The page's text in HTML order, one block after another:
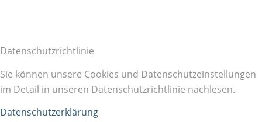
Datenschutzrichtlinie
Sie können unsere Cookies und Datenschutzeinstellungen
im Detail in unseren Datenschutzrichtlinie nachlesen.
Datenschutzerklärung